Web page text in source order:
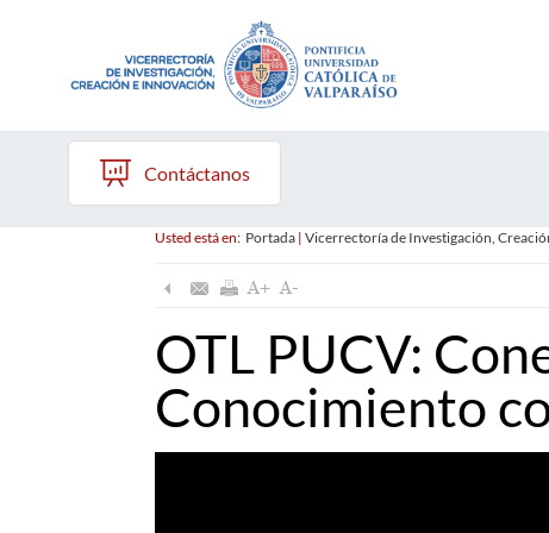
Contáctanos
Usted está en: Portada| Vicerrectoría de Investigación,
OTL PUCV:
Conocimiento